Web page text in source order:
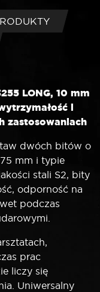
LONG, 10 mm
i
zastosowaniach
dwóch bitów o
mm i typie
stali S2, bity
odporność na
podczas
prac
liczy się
Uniwersalny